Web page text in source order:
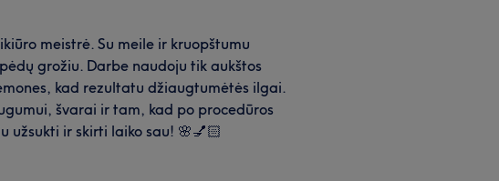
meistrė. Su meile ir kruopštumu
grožiu. Darbe naudoju tik aukštos
kad rezultatu džiaugtumėtės ilgai.
švarai ir tam, kad po procedūros
užsukti ir skirti laiko sau! 🌸💅🏻